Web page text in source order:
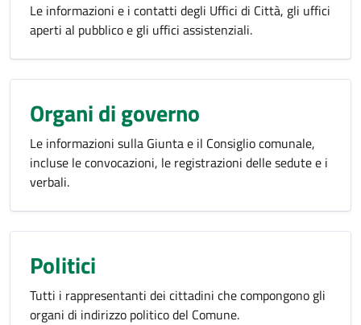
Le informazioni e i contatti degli Uffici di Città, gli uffici
aperti al pubblico e gli uffici assistenziali.
Organi di governo
Le informazioni sulla Giunta e il Consiglio comunale,
incluse le convocazioni, le registrazioni delle sedute e i
verbali.
Politici
Tutti i rappresentanti dei cittadini che compongono gli
organi di indirizzo politico del Comune.